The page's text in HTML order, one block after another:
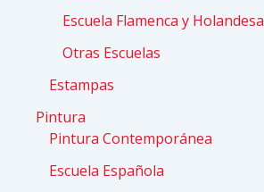
Escuela Flamenca y Holandesa
Otras Escuelas
Estampas
Pintura
Pintura Contemporánea
Escuela Española